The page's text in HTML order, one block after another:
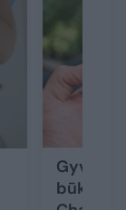
būklę